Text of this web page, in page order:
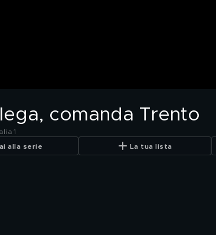
comanda Trento
1
alla serie La tua lista